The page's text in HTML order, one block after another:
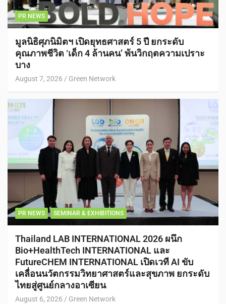
PR NEWS
มูลนิธิศุภนิมิตฯ เปิดยุทธศาสตร์ 5 ปี ยกระดับ
คุณภาพชีวิต ‘เด็ก 4 ล้านคน’ พ้นวิกฤตความเปราะ
บาง
August 7, 2026 Green Network
PR NEWS SEMINAR & EXHIBITIONS
Thailand LAB INTERNATIONAL 2026 ผนึก
Bio+HealthTech INTERNATIONAL และ
FutureCHEM INTERNATIONAL เปิดเวที AI ขับ
เคลื่อนนวัตกรรมวิทยาศาสตร์และสุขภาพ ยกระดับ
ไทยสู่ศูนย์กลางอาเซียน
August 6, 2026 Green Network